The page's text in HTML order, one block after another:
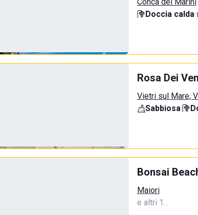
Doccia calda·
Rosa Dei
Vietri sul Mare,
Sabbiosa·
Bonsai
Maiori
e altri 1…